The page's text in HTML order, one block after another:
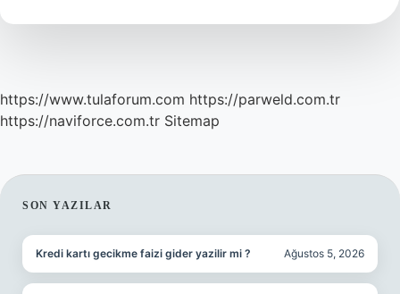
Kaç
https://www.tulaforum.com https://parweld.com.tr
https://naviforce.com.tr Sitemap
SIDEBAR
SON YAZILAR
Kredi kartı gecikme faizi gider yazilir mi ? Ağustos 5, 2026